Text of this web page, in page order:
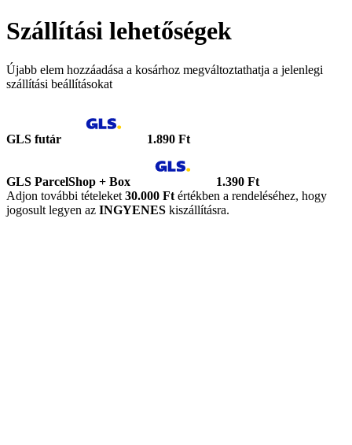
Szállítási lehetőségek
Újabb elem hozzáadása a kosárhoz megváltoztathatja a jelenlegi
szállítási beállításokat
GLS futár 1.890 Ft
GLS ParcelShop + Box
1.390 Ft
Adjon további tételeket 30.000 Ft értékben a rendeléséhez, hogy
jogosult legyen az INGYENES kiszállításra.